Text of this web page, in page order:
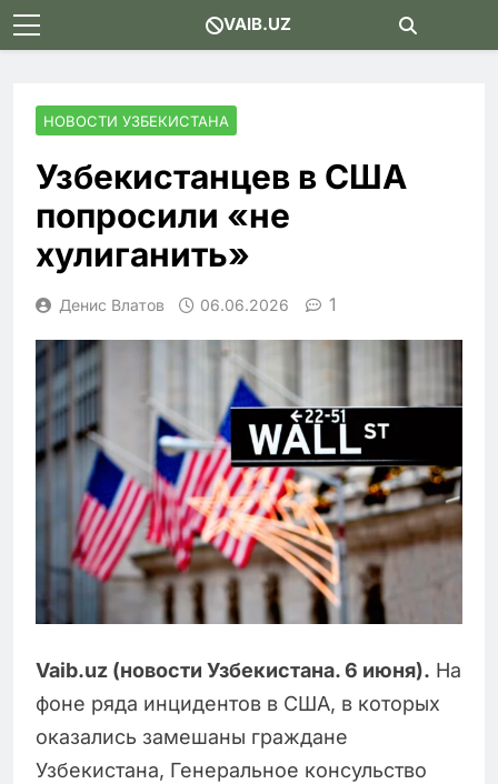
Skip
to
VAIB.UZ
НОВОСТИ УЗБЕКИСТАНА
Узбекистанцев в США
попросили «не
хулиганить»
Денис Влатов 06.06.2026 1
Vaib.uz (новости Узбекистана. 6 июня). На
фоне ряда инцидентов в США, в которых
оказались замешаны граждане
Узбекистана, Генеральное консульство